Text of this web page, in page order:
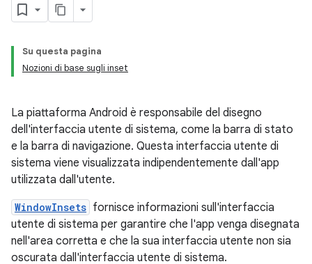
Su questa pagina
Nozioni di base sugli inset
La piattaforma Android è responsabile del disegno
dell'interfaccia utente di sistema, come la barra di stato
e la barra di navigazione. Questa interfaccia utente di
sistema viene visualizzata indipendentemente dall'app
utilizzata dall'utente.
WindowInsets fornisce informazioni sull'interfaccia
utente di sistema per garantire che l'app venga disegnata
nell'area corretta e che la sua interfaccia utente non sia
oscurata dall'interfaccia utente di sistema.